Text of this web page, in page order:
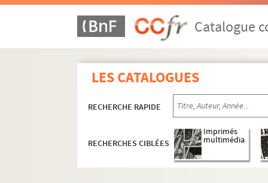
Catalogue
LES CATALOGUES
RECHERCHE RAPIDE
RECHERCHES CIBLÉES
Imprimés
multimédia